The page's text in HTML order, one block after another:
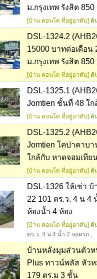
ม.กรุงเทพ รังสิต 850
[บ้าน คอนโด ที่อยู่อาศับ] ค้
DSL-1324.2
15000 บาทต่อเดือน
ม.กรุงเทพ รังสิต 850
[บ้าน คอนโด ที่อยู่อาศับ] ค้
DSL-1325.1
Jomtien ชั้นที่ 48 ใ
[บ้าน คอนโด ที่อยู่อาศับ] ค้
DSL-1325.2
Jomtien โคปาคาบ
ใกล้กับ หาดจอมเทีย
[บ้าน คอนโด ที่อยู่อาศับ] ค้
DSL-1326 ให้เช่า
22 101 ตร.ว. 4 น 4
ห้องน้ำ 4 ห้อง
[บ้าน คอนโด ที่อยู่อาศับ] ค้
ตร.ว. 4 น 4 น้ำ 2 จอดรถ ,
บ้านหลังมุมส่วนตัวห
Plus ทาวน์พลัส หัว
179 ตร.ม 3 ชั้น